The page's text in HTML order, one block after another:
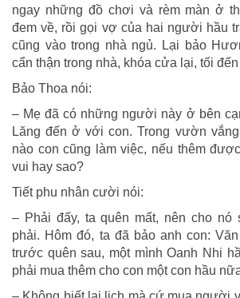
ngay những đồ chơi và rèm màn ở
đem về, rồi gọi vợ của hai người hầu
cũng vào trong nhà ngủ. Lại bảo
cẩn thận trong nhà, khóa cửa lại, tối
Bảo Thoa nói:
– Mẹ đã có những người này ở bên
Lăng đến ở với con. Trong vườn
nào con cũng làm việc, nếu thêm
vui hay sao?
Tiết phu nhân cười nói:
– Phải đấy, ta quên mất, nên cho
phải. Hôm đó, ta đã bảo anh con:
trước quên sau, một mình Oanh Nhi
phải mua thêm cho con một con hầu